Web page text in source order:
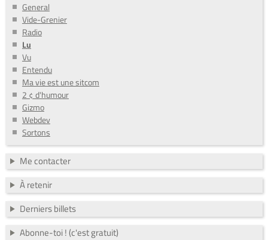
General
Vide-Grenier
Radio
Lu
Vu
Entendu
Ma vie est une sitcom
2 ¢ d'humour
Gizmo
Webdev
Sortons
Me contacter
À retenir
Derniers billets
Abonne-toi ! (c'est gratuit)